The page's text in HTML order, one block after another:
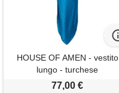
HOUSE OF AMEN - vestito
lungo - turchese
77,00 €